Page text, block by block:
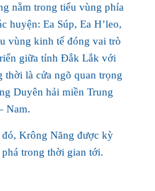
nằm trong tiểu vùng phía
huyện: Ea Súp, Ea H’leo,
vùng kinh tế đóng vai trò
giữa tỉnh Đắk Lắk với
thời là cửa ngõ quan trọng
Duyên hải miền Trung
Nam.
Krông Năng được kỳ
trong thời gian tới.